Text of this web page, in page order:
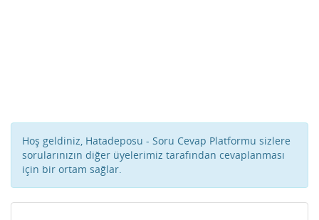
Hoş geldiniz, Hatadeposu - Soru Cevap Platformu sizlere
sorularınızın diğer üyelerimiz tarafından cevaplanması
için bir ortam sağlar.